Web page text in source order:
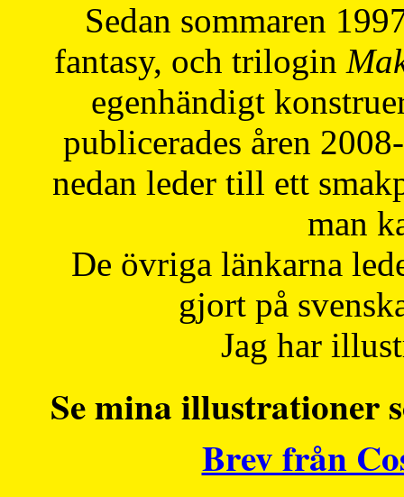
Sedan sommaren
fantasy, och trilogin
egenhändigt
publicerades åren
nedan leder till ett
man
De övriga länkarna
gjort på
Jag har
Se mina illustrationer
Brev från